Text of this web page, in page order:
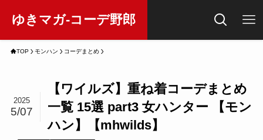
ゆきマガ-コーデ野郎
TOP モンハン コーデまとめ
【ワイルズ】重ね着コーデまとめ
一覧 15選 part3 女ハンター 【モン
ハン】【mhwilds】
2025
5/07